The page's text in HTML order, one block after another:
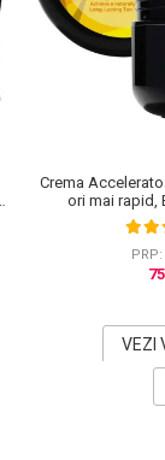
Crema
ori mai rapid,
Ingrediente 100%
VEZI